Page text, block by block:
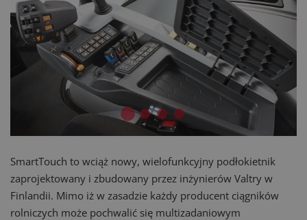
SmartTouch to wciąż nowy, wielofunkcyjny podłokietnik
zaprojektowany i zbudowany przez inżynierów Valtry w
Finlandii. Mimo iż w zasadzie każdy producent ciągników
rolniczych może pochwalić się multizadaniowym